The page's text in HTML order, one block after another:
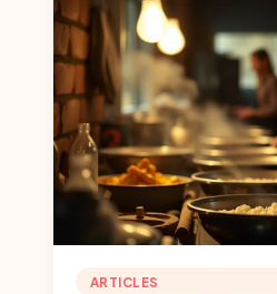
ARTICLES